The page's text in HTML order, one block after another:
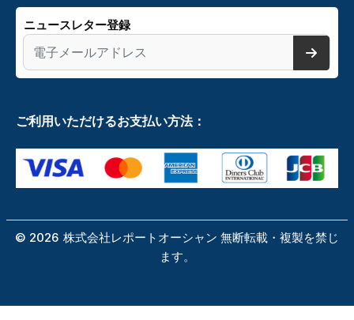
ニュースレター登録
ご利用いただけるお支払い方法：
© 2026 株式会社レポートオーシャン 無断転載・複製を禁じ
ます。